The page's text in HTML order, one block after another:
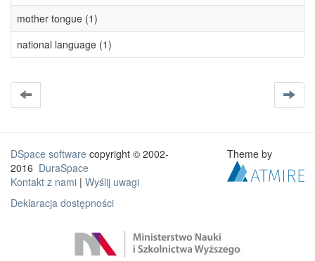
mother tongue (1)
national language (1)
DSpace software copyright © 2002-
2016 DuraSpace
Kontakt z nami | Wyślij uwagi
Deklaracja dostępności
Theme by